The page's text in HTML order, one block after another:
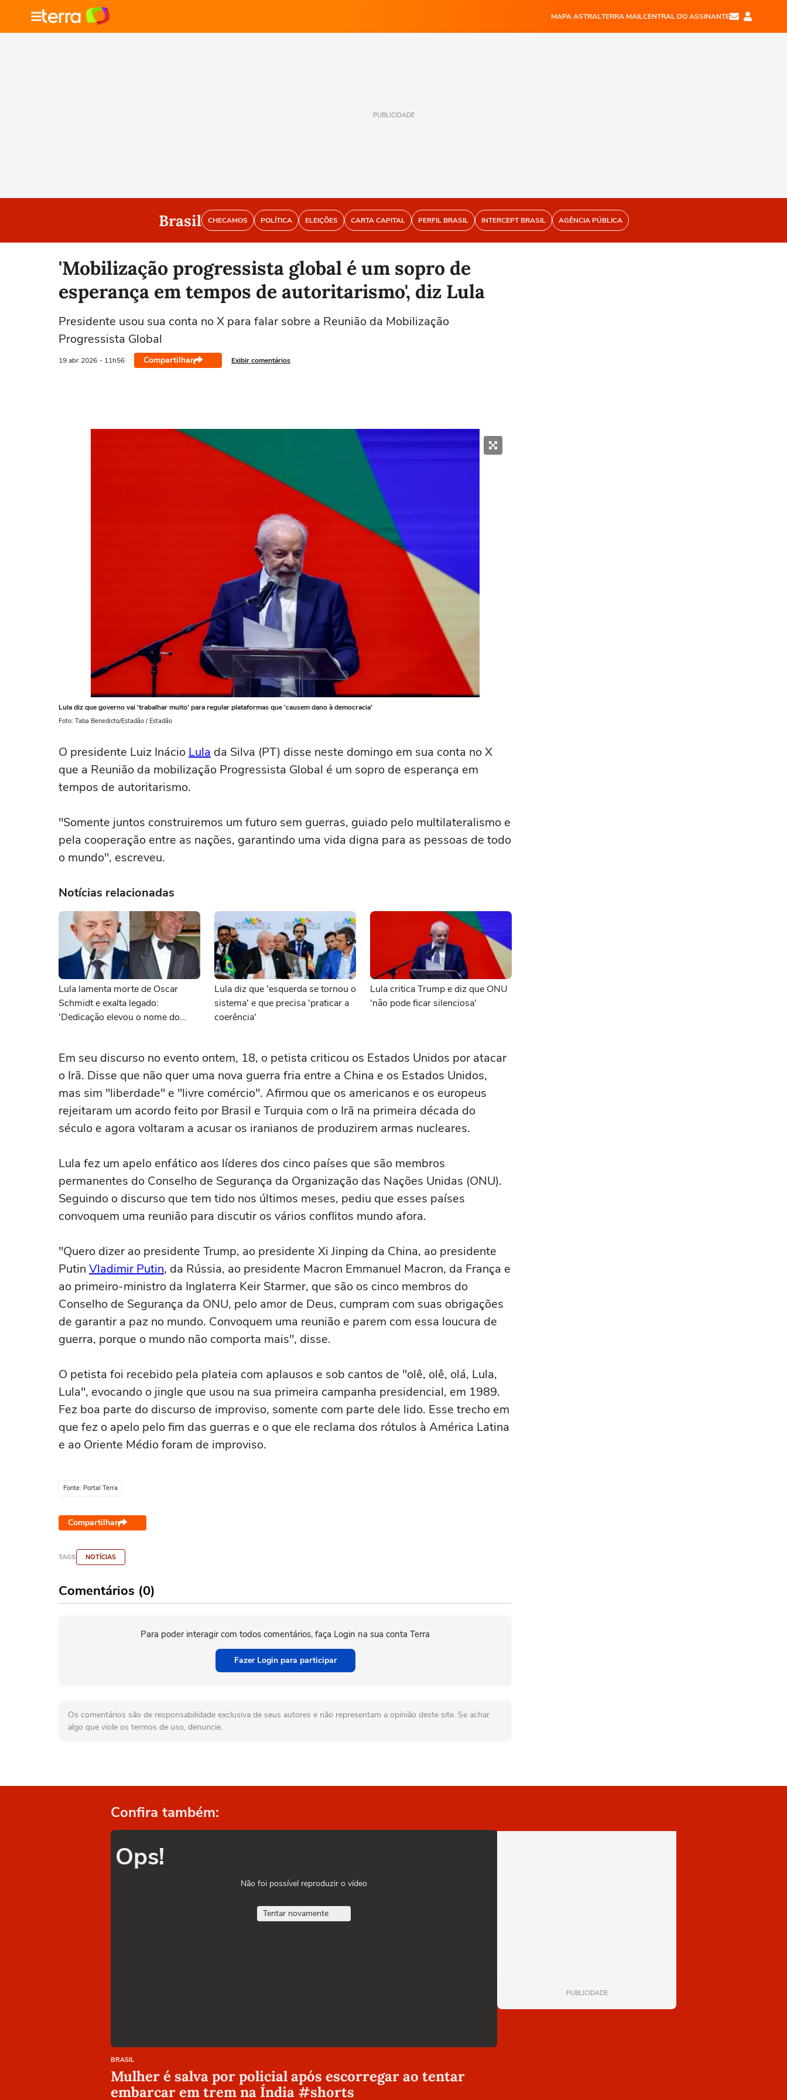
MAPA ASTRALTERRA MAILCENTRAL DO ASSINANTE
PUBLICIDADE
Brasil CHECAMOS POLÍTICA ELEIÇÕES CARTA CAPITAL PERFIL BRASIL INTERCEPT BRASIL AGÊNCIA PÚBLICA
'Mobilização progressista global é um sopro de
esperança em tempos de autoritarismo', diz Lula
Presidente usou sua conta no X para falar sobre a Reunião da Mobilização
Progressista Global
19 abr 2026 - 11h56 Compartilhar Exibir comentários
Lula diz que governo vai 'trabalhar muito' para regular plataformas que 'causem dano à democracia'
Foto: Taba Benedicto/Estadão / Estadão
O presidente Luiz Inácio Lula da Silva (PT) disse neste domingo em sua conta no X
que a Reunião da mobilização Progressista Global é um sopro de esperança em
tempos de autoritarismo.
"Somente juntos construiremos um futuro sem guerras, guiado pelo multilateralismo e
pela cooperação entre as nações, garantindo uma vida digna para as pessoas de todo
o mundo", escreveu.
Notícias relacionadas
Lula lamenta morte de Oscar
Schmidt e exalta legado:
'Dedicação elevou o nome do
Lula diz que 'esquerda se tornou o
sistema' e que precisa 'praticar a
coerência'
Lula critica Trump e diz que ONU
'não pode ficar silenciosa'
Em seu discurso no evento ontem, 18, o petista criticou os Estados Unidos por atacar
o Irã. Disse que não quer uma nova guerra fria entre a China e os Estados Unidos,
mas sim "liberdade" e "livre comércio". Afirmou que os americanos e os europeus
rejeitaram um acordo feito por Brasil e Turquia com o Irã na primeira década do
século e agora voltaram a acusar os iranianos de produzirem armas nucleares.
Lula fez um apelo enfático aos líderes dos cinco países que são membros
permanentes do Conselho de Segurança da Organização das Nações Unidas (ONU).
Seguindo o discurso que tem tido nos últimos meses, pediu que esses países
convoquem uma reunião para discutir os vários conflitos mundo afora.
"Quero dizer ao presidente Trump, ao presidente Xi Jinping da China, ao presidente
Putin Vladimir Putin, da Rússia, ao presidente Macron Emmanuel Macron, da França e
ao primeiro-ministro da Inglaterra Keir Starmer, que são os cinco membros do
Conselho de Segurança da ONU, pelo amor de Deus, cumpram com suas obrigações
de garantir a paz no mundo. Convoquem uma reunião e parem com essa loucura de
guerra, porque o mundo não comporta mais", disse.
O petista foi recebido pela plateia com aplausos e sob cantos de "olê, olê, olá, Lula,
Lula", evocando o jingle que usou na sua primeira campanha presidencial, em 1989.
Fez boa parte do discurso de improviso, somente com parte dele lido. Esse trecho em
que fez o apelo pelo fim das guerras e o que ele reclama dos rótulos à América Latina
e ao Oriente Médio foram de improviso.
Fonte: Portal Terra
Compartilhar
TAGS NOTÍCIAS
Comentários (0)
Para poder interagir com todos comentários, faça Login na sua conta Terra
Fazer Login para participar
Os comentários são de responsabilidade exclusiva de seus autores e não representam a opinião deste site. Se achar
algo que viole os termos de uso, denuncie.
Confira também:
Ops!
Não foi possível reproduzir o vídeo
Tentar novamente
BRASIL
Mulher é salva por policial após escorregar ao tentar
embarcar em trem na Índia #shorts
PUBLICIDADE